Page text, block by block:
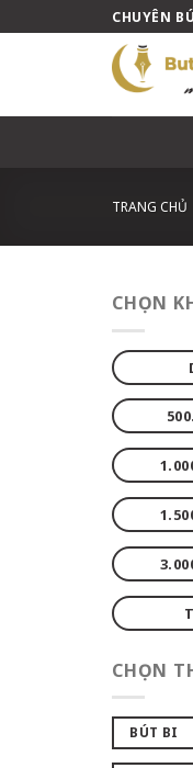
to
CHUYÊN
TRANG CHỦ
CHỌN
CHỌN
BÚT BI